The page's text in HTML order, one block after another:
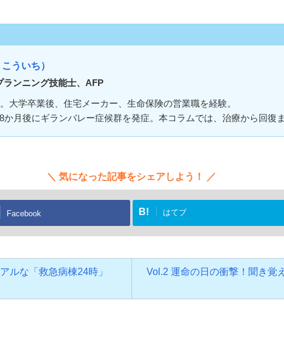
ういち）
ランニング技能士、AFP
大学卒業後、住宅メーカー、生命保険の営業職を経験。
月後にギランバレー症候群を発症。本コラムでは、治療から回復
気になった記事をシェアしよう！
Facebook B! はてブ
ルな「救急病棟24時」
Vol.2 運命の日の衝撃！聞き覚